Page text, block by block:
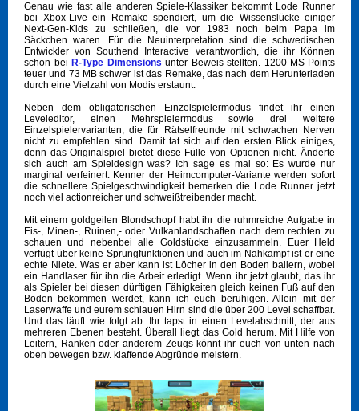
Genau wie fast alle anderen Spiele-Klassiker bekommt Lode Runner
bei Xbox-Live ein Remake spendiert, um die Wissenslücke einiger
Next-Gen-Kids zu schließen, die vor 1983 noch beim Papa im
Säckchen waren. Für die Neuinterpretation sind die schwedischen
Entwickler von Southend Interactive verantwortlich, die ihr Können
schon bei R-Type Dimensions unter Beweis stellten. 1200 MS-Points
teuer und 73 MB schwer ist das Remake, das nach dem Herunterladen
durch eine Vielzahl von Modis erstaunt.
Neben dem obligatorischen Einzelspielermodus findet ihr einen
Leveleditor, einen Mehrspielermodus sowie drei weitere
Einzelspielervarianten, die für Rätselfreunde mit schwachen Nerven
nicht zu empfehlen sind. Damit tat sich auf den ersten Blick einiges,
denn das Originalspiel bietet diese Fülle von Optionen nicht. Änderte
sich auch am Spieldesign was? Ich sage es mal so: Es wurde nur
marginal verfeinert. Kenner der Heimcomputer-Variante werden sofort
die schnellere Spielgeschwindigkeit bemerken die Lode Runner jetzt
noch viel actionreicher und schweißtreibender macht.
Mit einem goldgeilen Blondschopf habt ihr die ruhmreiche Aufgabe in
Eis-, Minen-, Ruinen,- oder Vulkanlandschaften nach dem rechten zu
schauen und nebenbei alle Goldstücke einzusammeln. Euer Held
verfügt über keine Sprungfunktionen und auch im Nahkampf ist er eine
echte Niete. Was er aber kann ist Löcher in den Boden ballern, wobei
ein Handlaser für ihn die Arbeit erledigt. Wenn ihr jetzt glaubt, das ihr
als Spieler bei diesen dürftigen Fähigkeiten gleich keinen Fuß auf den
Boden bekommen werdet, kann ich euch beruhigen. Allein mit der
Laserwaffe und eurem schlauen Hirn sind die über 200 Level schaffbar.
Und das läuft wie folgt ab: Ihr tapst in einen Levelabschnitt, der aus
mehreren Ebenen besteht. Überall liegt das Gold herum. Mit Hilfe von
Leitern, Ranken oder anderem Zeugs könnt ihr euch von unten nach
oben bewegen bzw. klaffende Abgründe meistern.